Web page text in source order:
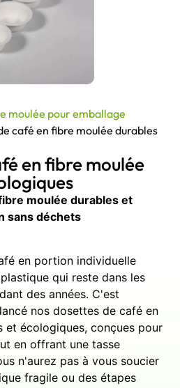
moulée pour emballage
café en fibre moulée durables
en fibre moulée
moulée durables et
sans déchets
en portion individuelle
qui reste dans les
des années. C'est
nos dosettes de café en
et écologiques, conçues pour
en offrant une tasse
n'aurez pas à vous soucier
fragile ou des étapes